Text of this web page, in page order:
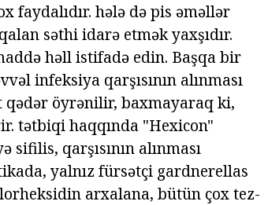
faydalıdır. hələ də pis əməllər
səthi idarə etmək yaxşıdır.
həll istifadə edin. Başqa bir
infeksiya qarşısının alınması
öyrənilir, baxmayaraq ki,
tətbiqi haqqında "Hexicon"
qarşısının alınması
yalnız fürsətçi gardnerellas
arxalana, bütün çox tez-